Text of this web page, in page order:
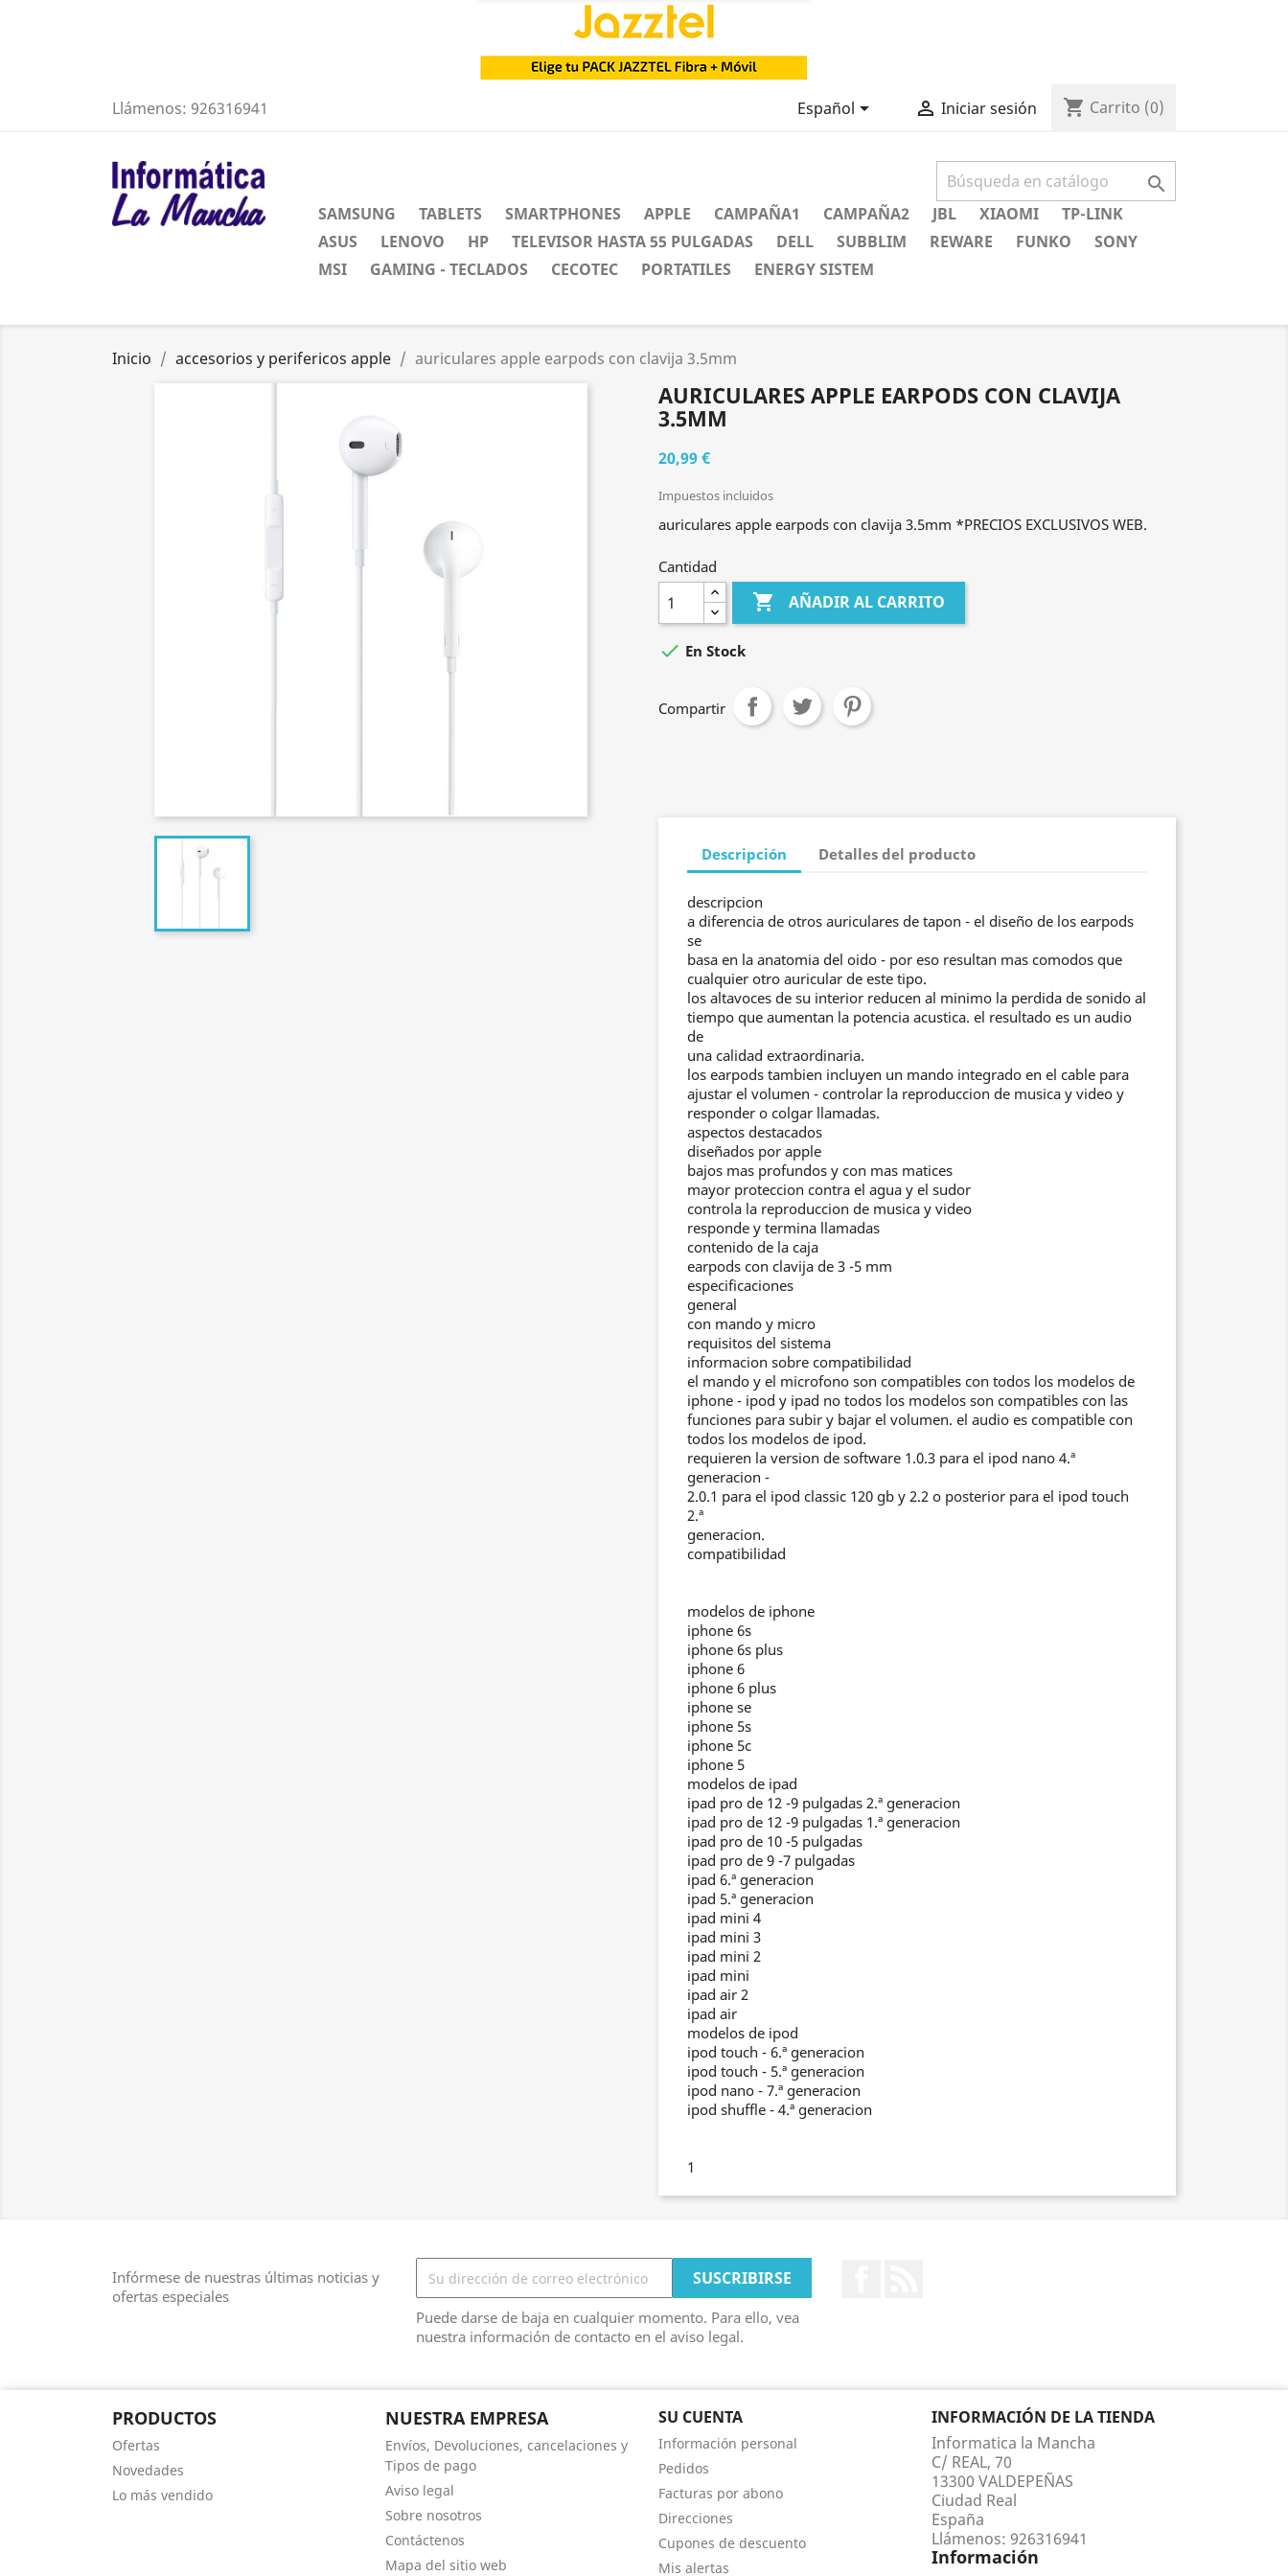
Llámenos: 926316941 Español  Iniciar sesión shopping_cart Carrito (0)

SAMSUNG TABLETS SMARTPHONES APPLE CAMPAÑA1 CAMPAÑA2 JBL XIAOMI
TP-LINK
ASUS
LENOVO HP TELEVISOR HASTA 55 PULGADAS DELL SUBBLIM REWARE FUNKO
SONY
MSI
GAMING - TECLADOS CECOTEC PORTATILES ENERGY SISTEM
Inicio accesorios y perifericos apple auriculares apple earpods con clavija 3.5mm
AURICULARES APPLE EARPODS CON CLAVIJA
3.5MM
20,99 €
Impuestos incluidos
auriculares apple earpods con clavija 3.5mm *PRECIOS EXCLUSIVOS WEB.
Cantidad
 AÑADIR AL CARRITO
 En Stock
Compartir
Descripción Detalles del producto
descripcion
a diferencia de otros auriculares de tapon - el diseño de los earpods
se
basa en la anatomia del oido - por eso resultan mas comodos que
cualquier otro auricular de este tipo.
los altavoces de su interior reducen al minimo la perdida de sonido al
tiempo que aumentan la potencia acustica. el resultado es un audio
de
una calidad extraordinaria.
los earpods tambien incluyen un mando integrado en el cable para
ajustar el volumen - controlar la reproduccion de musica y video y
responder o colgar llamadas.
aspectos destacados
diseñados por apple
bajos mas profundos y con mas matices
mayor proteccion contra el agua y el sudor
controla la reproduccion de musica y video
responde y termina llamadas
contenido de la caja
earpods con clavija de 3 -5 mm
especificaciones
general
con mando y micro
requisitos del sistema
informacion sobre compatibilidad
el mando y el microfono son compatibles con todos los modelos de
iphone - ipod y ipad no todos los modelos son compatibles con las
funciones para subir y bajar el volumen. el audio es compatible con
todos los modelos de ipod.
requieren la version de software 1.0.3 para el ipod nano 4.ª
generacion -
2.0.1 para el ipod classic 120 gb y 2.2 o posterior para el ipod touch
2.ª
generacion.
compatibilidad
modelos de iphone
iphone 6s
iphone 6s plus
iphone 6
iphone 6 plus
iphone se
iphone 5s
iphone 5c
iphone 5
modelos de ipad
ipad pro de 12 -9 pulgadas 2.ª generacion
ipad pro de 12 -9 pulgadas 1.ª generacion
ipad pro de 10 -5 pulgadas
ipad pro de 9 -7 pulgadas
ipad 6.ª generacion
ipad 5.ª generacion
ipad mini 4
ipad mini 3
ipad mini 2
ipad mini
ipad air 2
ipad air
modelos de ipod
ipod touch - 6.ª generacion
ipod touch - 5.ª generacion
ipod nano - 7.ª generacion
ipod shuffle - 4.ª generacion
1
Infórmese de nuestras últimas noticias y
ofertas especiales
Puede darse de baja en cualquier momento. Para ello, vea
nuestra información de contacto en el aviso legal.
PRODUCTOS
Ofertas
Novedades
Lo más vendido
NUESTRA EMPRESA
Envíos, Devoluciones, cancelaciones y
Tipos de pago
Aviso legal
Sobre nosotros
Contáctenos
Mapa del sitio web
SU CUENTA
Información personal
Pedidos
Facturas por abono
Direcciones
Cupones de descuento
Mis alertas
INFORMACIÓN DE LA TIENDA
Informatica la Mancha
C/ REAL, 70
13300 VALDEPEÑAS
Ciudad Real
España
Llámenos: 926316941
Información